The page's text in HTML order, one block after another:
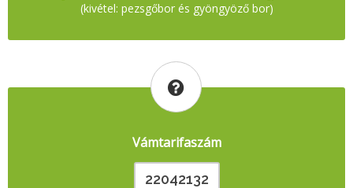
(kivétel: pezsgőbor és gyöngyöző bor)
Vámtarifaszám
22042132